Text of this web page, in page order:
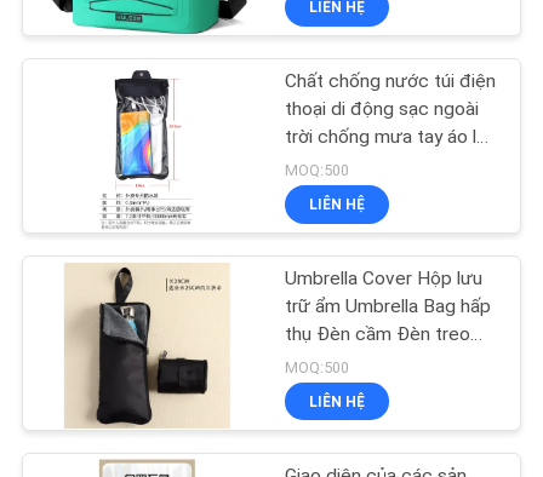
VỀ
CHÚNG
QUAN
KIỂM
SOÁT
Hộp lưu trữ EVA
49
Hộp đựng EVA
33
ngày, hộp giữ lạnh chống
trại, du lịch, dã ngoại
LIÊN HỆ
Chất chống nước túi điện
thoại di động sạc ngoài
trời chống mưa tay áo lớn
tai nghe chống bụi túi
chống nước
MOQ:500
LIÊN HỆ
Umbrella Cover Hộp lưu
trữ ẩm Umbrella Bag hấp
thụ Đèn cầm Đèn treo
chống thấm nước
MOQ:500
LIÊN HỆ